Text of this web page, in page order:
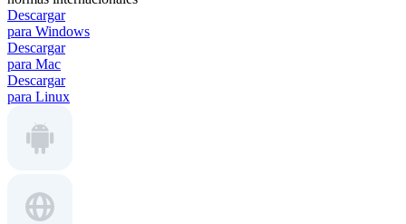
Descargar
para Windows
Descargar
para Mac
Descargar
para Linux